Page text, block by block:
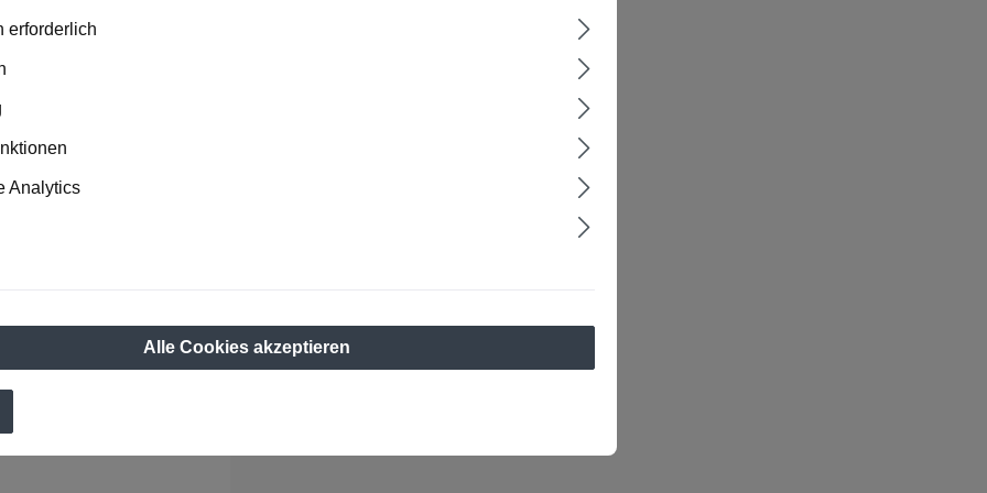
den Warenkorb
erforderlich
Analytics
Alle Cookies akzeptieren